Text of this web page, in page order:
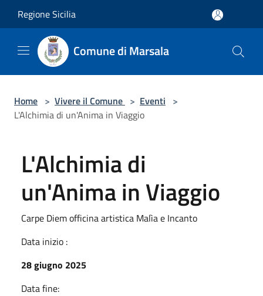
Regione Sicilia
Comune di Marsala
Home > Vivere il Comune > Eventi >
L'Alchimia di un'Anima in Viaggio
L'Alchimia di
un'Anima in Viaggio
Carpe Diem officina artistica Malìa e Incanto
Data inizio :
28 giugno 2025
Data fine: